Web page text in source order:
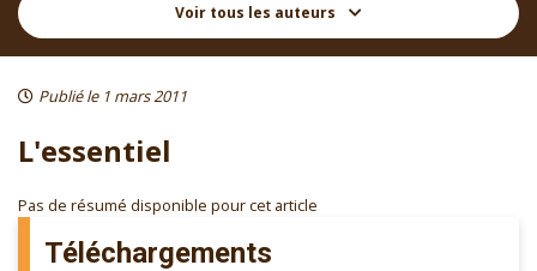
Voir tous les auteurs
Publié le 1 mars 2011
Téléchargements
L'essentiel
Pas de résumé disponible pour cet article